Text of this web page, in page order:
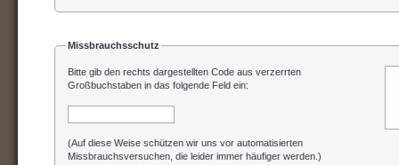
Missbrauchsschutz
Bitte gib den rechts dargestellten Code aus verzerrten
Großbuchstaben in das folgende Feld ein:
(Auf diese Weise schützen wir uns vor automatisierten
Missbrauchsversuchen, die leider immer häufiger werden.)